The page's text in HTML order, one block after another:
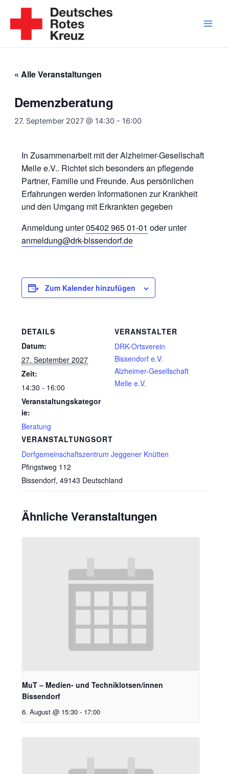
Inhalt
springen
« Alle Veranstaltungen
Demenzberatung
27. September 2027 @ 14:30- 16:00
In Zusammenarbeit mit der Alzheimer-Gesellschaft
Melle e.V.. Richtet sich besonders an pflegende
Partner, Familie und Freunde. Aus persönlichen
Erfahrungen werden Informationen zur Krankheit
und den Umgang mit Erkrankten gegeben
Anmeldung unter05402 965 01-01 oder unter
anmeldung@drk-bissendorf.de
Zum Kalender hinzufügen
DETAILS
Datum:
27. September 2027
Zeit:
14:30 - 16:00
Veranstaltungskategor
ie:
Beratung
VERANSTALTUNGSORT
Dorfgemeinschaftszentrum Jeggener Knütten
Pfingstweg 112
Bissendorf, 49143 Deutschland
VERANSTALTER
DRK-Ortsverein
Bissendorf e.V.
Alzheimer-Gesellschaft
Melle e.V.
Ähnliche Veranstaltungen
MuT – Medien- und Techniklotsen/innen
Bissendorf
6. August @ 15:30 - 17:00